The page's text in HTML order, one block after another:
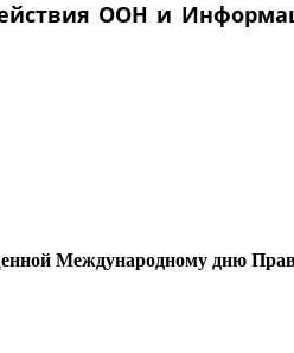
ООН и
Международному дню Прав